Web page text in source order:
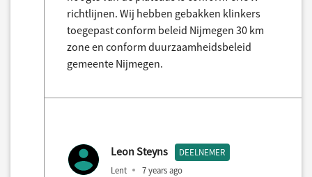
richtlijnen. Wij hebben gebakken klinkers
toegepast conform beleid Nijmegen 30 km
zone en conform duurzaamheidsbeleid
gemeente Nijmegen.
Leon Steyns DEELNEMER
Lent 7 years ago